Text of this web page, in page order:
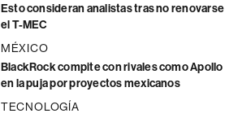
Esto consideran analistas tras no renovarse
el T-MEC
MÉXICO
BlackRock compite con rivales como Apollo
en la puja por proyectos mexicanos
TECNOLOGÍA